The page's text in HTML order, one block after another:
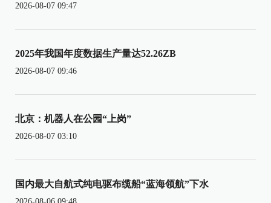
2026-08-07 09:47
2025年我国年度数据生产量达52.26ZB
2026-08-07 09:46
北京：机器人在公园“上岗”
2026-08-07 03:10
国内最大自航式纯电驱布缆船“蓝海领航”下水